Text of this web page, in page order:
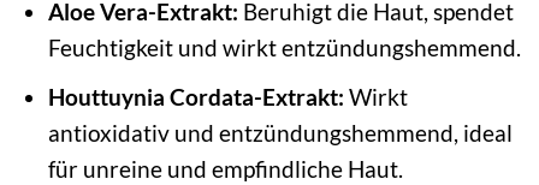
Aloe Vera-Extrakt: Beruhigt die Haut, spendet
Feuchtigkeit und wirkt entzündungshemmend.
Houttuynia Cordata-Extrakt: Wirkt
antioxidativ und entzündungshemmend, ideal
für unreine und empfindliche Haut.